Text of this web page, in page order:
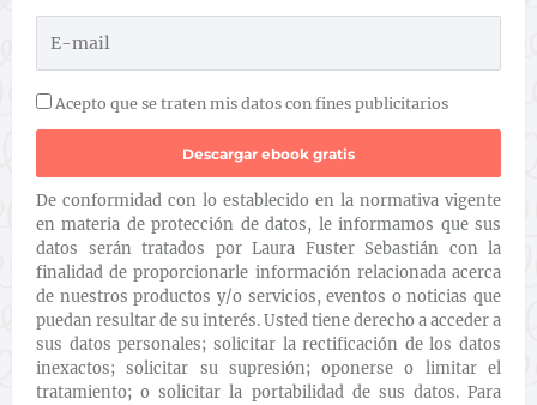
Acepto que se traten mis datos con fines publicitarios
De conformidad con lo establecido en la normativa vigente
en materia de protección de datos, le informamos que sus
datos serán tratados por Laura Fuster Sebastián con la
finalidad de proporcionarle información relacionada acerca
de nuestros productos y/o servicios, eventos o noticias que
puedan resultar de su interés. Usted tiene derecho a acceder a
sus datos personales; solicitar la rectificación de los datos
inexactos; solicitar su supresión; oponerse o limitar el
tratamiento; o solicitar la portabilidad de sus datos. Para